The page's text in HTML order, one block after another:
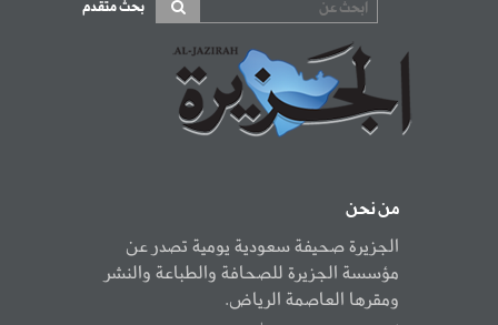
بحث متقدم
من نحن
الجزيرة صحيفة سعودية يومية تصدر عن
مؤسسة الجزيرة للصحافة والطباعة والنشر
ومقرها العاصمة الرياض.